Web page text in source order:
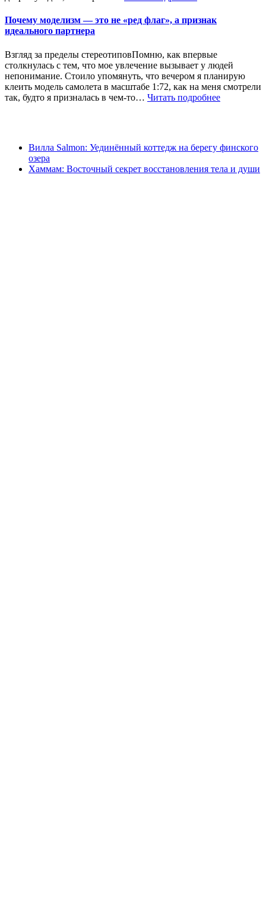
Почему моделизм — это не «ред флаг», а признак
идеального партнера
Взгляд за пределы стереотиповПомню, как впервые
столкнулась с тем, что мое увлечение вызывает у людей
непонимание. Стоило упомянуть, что вечером я планирую
клеить модель самолета в масштабе 1:72, как на меня смотрели
так, будто я призналась в чем-то… Читать подробнее
Вилла Salmon: Уединённый коттедж на берегу финского
озера
Хаммам: Восточный секрет восстановления тела и души